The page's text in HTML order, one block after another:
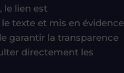
le lien est
texte et mis en évidence
garantir la transparence
directement les